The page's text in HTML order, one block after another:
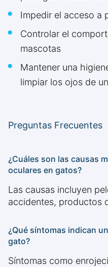
Impedir el acceso a
Controlar el
mascotas
Mantener una
limpiar los ojos de
Preguntas Frecuentes
¿Cuáles son las causas
oculares en gatos?
Las causas incluyen
accidentes, productos
¿Qué síntomas indican
gato?
Síntomas como